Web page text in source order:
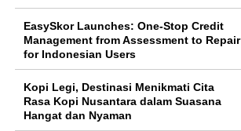
EasySkor Launches: One-Stop Credit
Management from Assessment to Repair
for Indonesian Users
Kopi Legi, Destinasi Menikmati Cita
Rasa Kopi Nusantara dalam Suasana
Hangat dan Nyaman